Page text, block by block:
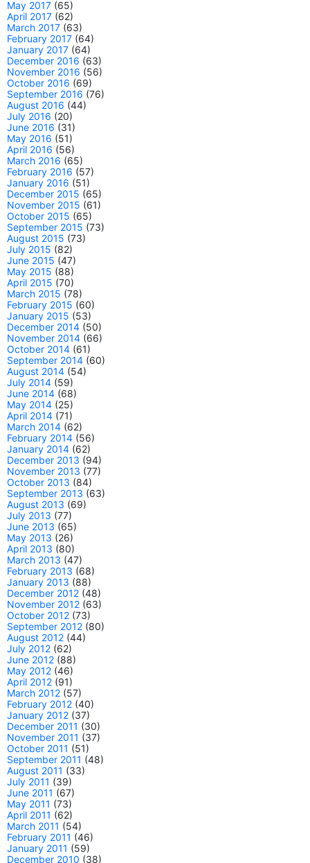
May 2017 (65)
April 2017 (62)
March 2017 (63)
February 2017 (64)
January 2017 (64)
December 2016 (63)
November 2016 (56)
October 2016 (69)
September 2016 (76)
August 2016 (44)
July 2016 (20)
June 2016 (31)
May 2016 (51)
April 2016 (56)
March 2016 (65)
February 2016 (57)
January 2016 (51)
December 2015 (65)
November 2015 (61)
October 2015 (65)
September 2015 (73)
August 2015 (73)
July 2015 (82)
June 2015 (47)
May 2015 (88)
April 2015 (70)
March 2015 (78)
February 2015 (60)
January 2015 (53)
December 2014 (50)
November 2014 (66)
October 2014 (61)
September 2014 (60)
August 2014 (54)
July 2014 (59)
June 2014 (68)
May 2014 (25)
April 2014 (71)
March 2014 (62)
February 2014 (56)
January 2014 (62)
December 2013 (94)
November 2013 (77)
October 2013 (84)
September 2013 (63)
August 2013 (69)
July 2013 (77)
June 2013 (65)
May 2013 (26)
April 2013 (80)
March 2013 (47)
February 2013 (68)
January 2013 (88)
December 2012 (48)
November 2012 (63)
October 2012 (73)
September 2012 (80)
August 2012 (44)
July 2012 (62)
June 2012 (88)
May 2012 (46)
April 2012 (91)
March 2012 (57)
February 2012 (40)
January 2012 (37)
December 2011 (30)
November 2011 (37)
October 2011 (51)
September 2011 (48)
August 2011 (33)
July 2011 (39)
June 2011 (67)
May 2011 (73)
April 2011 (62)
March 2011 (54)
February 2011 (46)
January 2011 (59)
December 2010 (38)